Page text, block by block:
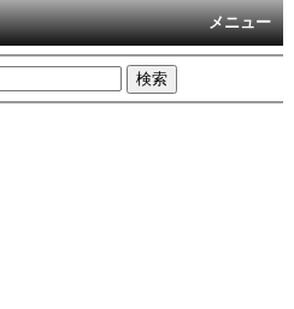
メニュー